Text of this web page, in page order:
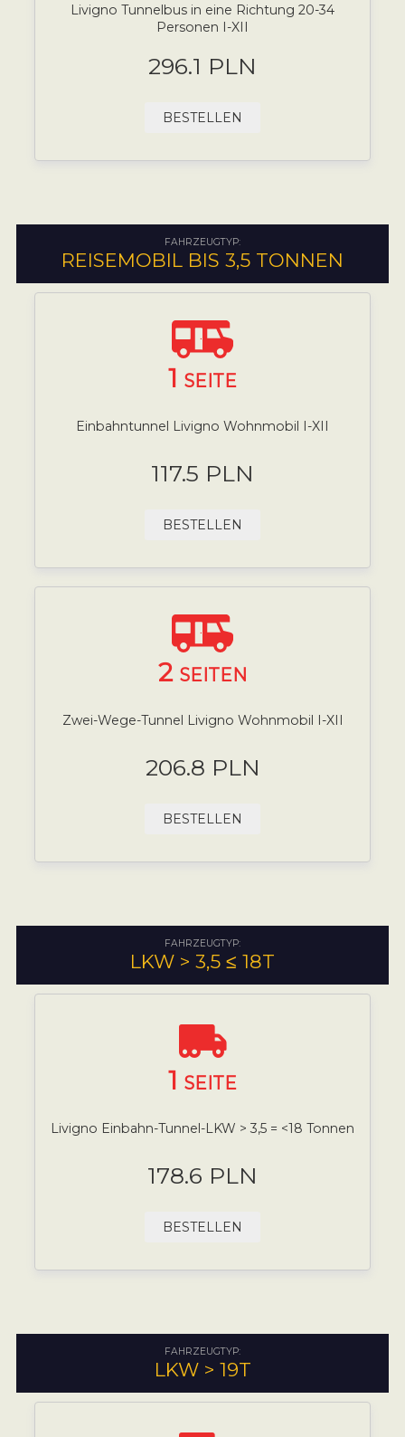
Livigno Tunnelbus in eine Richtung 20-34
Personen I-XII
296.1 PLN
BESTELLEN
FAHRZEUGTYP:
REISEMOBIL BIS 3,5 TONNEN
1 SEITE
Einbahntunnel Livigno Wohnmobil I-XII
117.5 PLN
BESTELLEN
2 SEITEN
Zwei-Wege-Tunnel Livigno Wohnmobil I-XII
206.8 PLN
BESTELLEN
FAHRZEUGTYP:
LKW > 3,5 ≤ 18T
1 SEITE
Livigno Einbahn-Tunnel-LKW > 3,5 = <18 Tonnen
178.6 PLN
BESTELLEN
FAHRZEUGTYP:
LKW > 19T